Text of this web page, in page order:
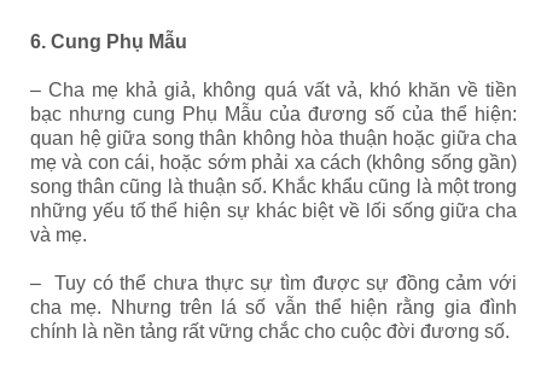
6. Cung Phụ Mẫu
– Cha mẹ khả giả, không quá vất vả, khó khăn về tiền
bạc nhưng cung Phụ Mẫu của đương số của thể hiện:
quan hệ giữa song thân không hòa thuận hoặc giữa cha
mẹ và con cái, hoặc sớm phải xa cách (không sống gần)
song thân cũng là thuận số. Khắc khẩu cũng là một trong
những yếu tố thể hiện sự khác biệt về lối sống giữa cha
và mẹ.
– Tuy có thể chưa thực sự tìm được sự đồng cảm với
cha mẹ. Nhưng trên lá số vẫn thể hiện rằng gia đình
chính là nền tảng rất vững chắc cho cuộc đời đương số.